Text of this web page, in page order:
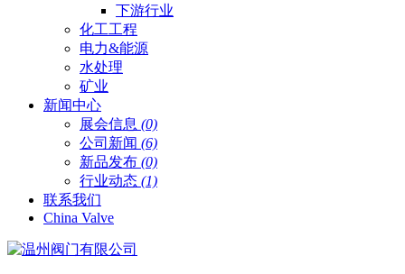
下游行业
化工工程
电力&能源
水处理
矿业
新闻中心
展会信息 (0)
公司新闻 (6)
新品发布 (0)
行业动态 (1)
联系我们
China Valve